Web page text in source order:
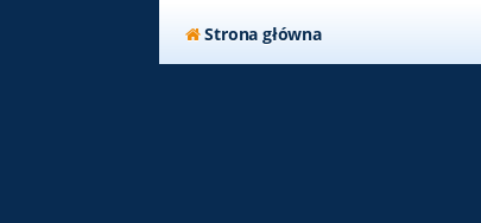
Strona główna